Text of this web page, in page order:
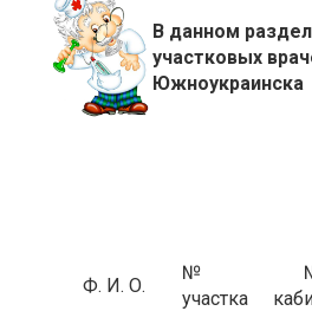
В данном
участковых
Южноукраинска
Ф. И. О.
№
участка